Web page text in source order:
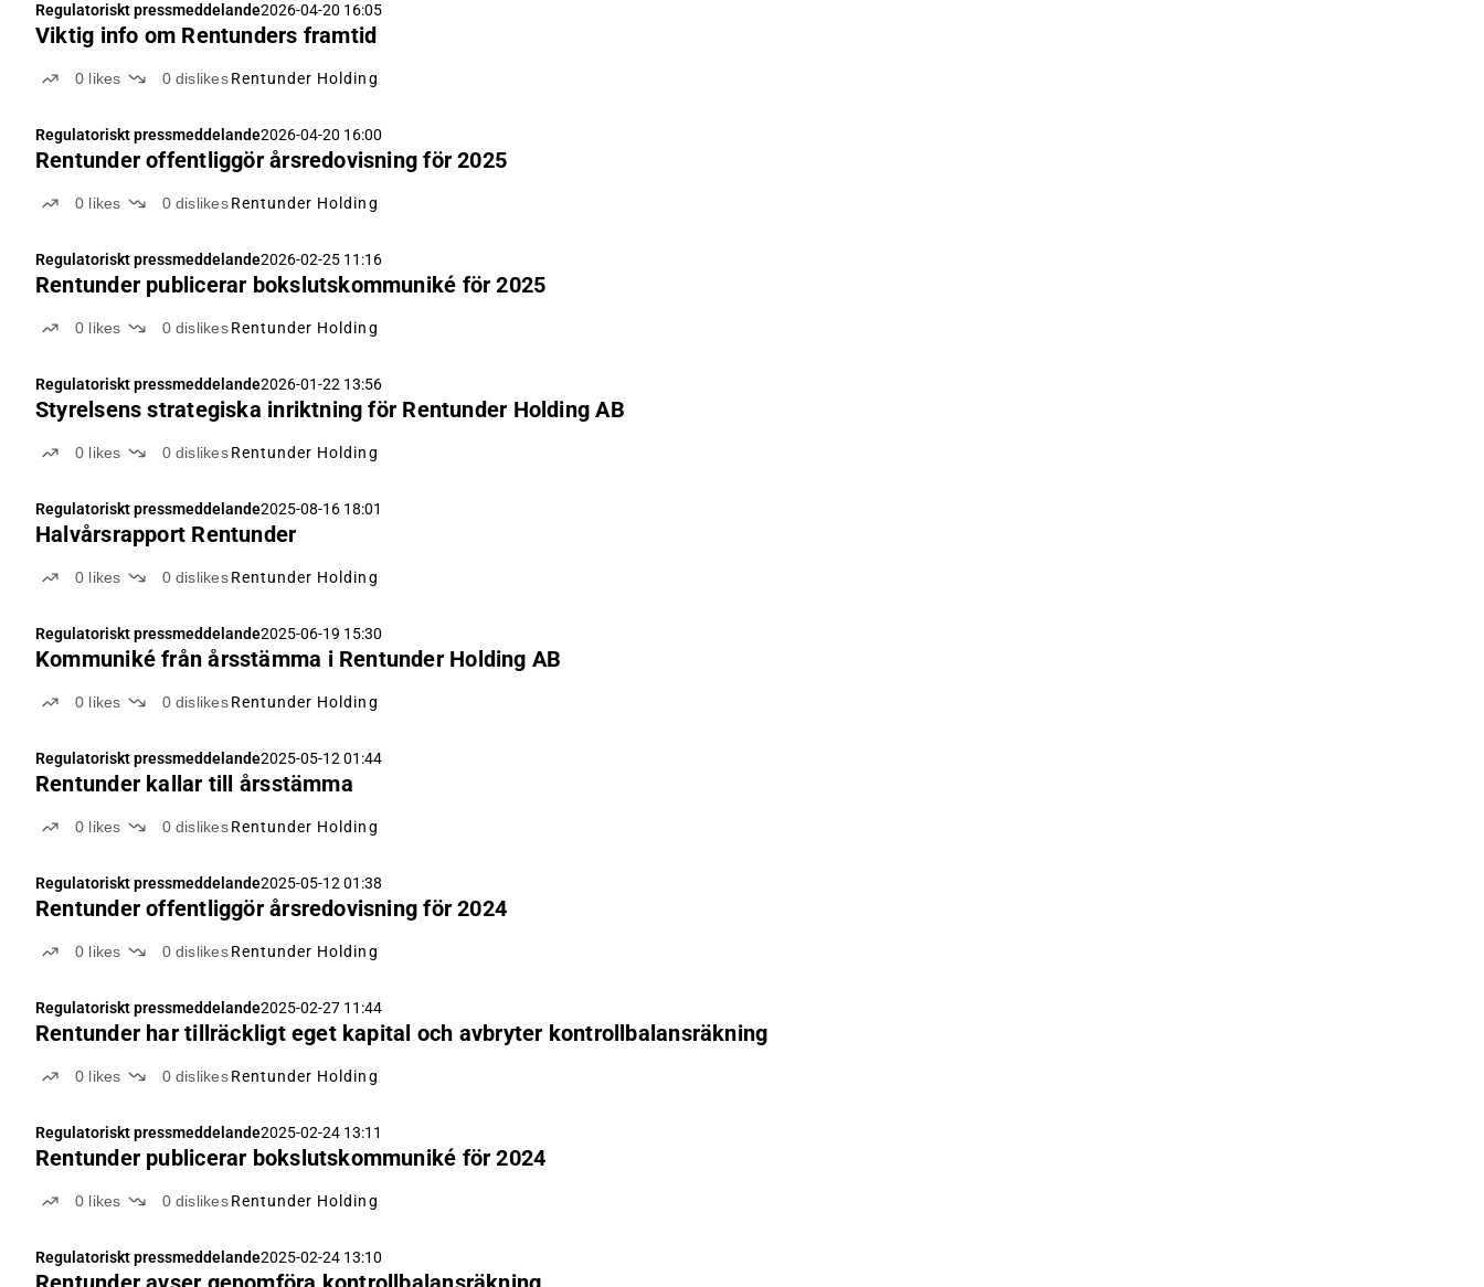
Regulatoriskt pressmeddelande2026-04-20 16:05
Viktig info om Rentunders framtid
0 likes 0 dislikes Rentunder Holding
Regulatoriskt pressmeddelande2026-04-20 16:00
Rentunder offentliggör årsredovisning för 2025
0 likes 0 dislikes Rentunder Holding
Regulatoriskt pressmeddelande2026-02-25 11:16
Rentunder publicerar bokslutskommuniké för 2025
0 likes 0 dislikes Rentunder Holding
Regulatoriskt pressmeddelande2026-01-22 13:56
Styrelsens strategiska inriktning för Rentunder Holding AB
0 likes 0 dislikes Rentunder Holding
Regulatoriskt pressmeddelande2025-08-16 18:01
Halvårsrapport Rentunder
0 likes 0 dislikes Rentunder Holding
Regulatoriskt pressmeddelande2025-06-19 15:30
Kommuniké från årsstämma i Rentunder Holding AB
0 likes 0 dislikes Rentunder Holding
Regulatoriskt pressmeddelande2025-05-12 01:44
Rentunder kallar till årsstämma
0 likes 0 dislikes Rentunder Holding
Regulatoriskt pressmeddelande2025-05-12 01:38
Rentunder offentliggör årsredovisning för 2024
0 likes 0 dislikes Rentunder Holding
Regulatoriskt pressmeddelande2025-02-27 11:44
Rentunder har tillräckligt eget kapital och avbryter kontrollbalansräkning
0 likes 0 dislikes Rentunder Holding
Regulatoriskt pressmeddelande2025-02-24 13:11
Rentunder publicerar bokslutskommuniké för 2024
0 likes 0 dislikes Rentunder Holding
Regulatoriskt pressmeddelande2025-02-24 13:10